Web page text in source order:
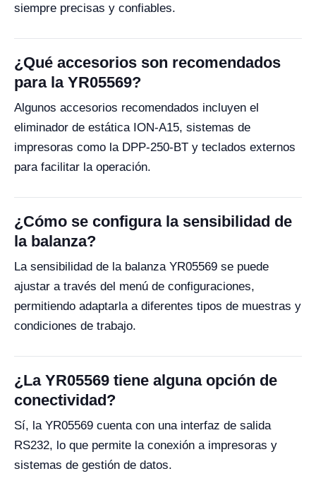
siempre precisas y confiables.
¿Qué accesorios son recomendados
para la YR05569?
Algunos accesorios recomendados incluyen el
eliminador de estática ION-A15, sistemas de
impresoras como la DPP-250-BT y teclados externos
para facilitar la operación.
¿Cómo se configura la sensibilidad de
la balanza?
La sensibilidad de la balanza YR05569 se puede
ajustar a través del menú de configuraciones,
permitiendo adaptarla a diferentes tipos de muestras y
condiciones de trabajo.
¿La YR05569 tiene alguna opción de
conectividad?
Sí, la YR05569 cuenta con una interfaz de salida
RS232, lo que permite la conexión a impresoras y
sistemas de gestión de datos.